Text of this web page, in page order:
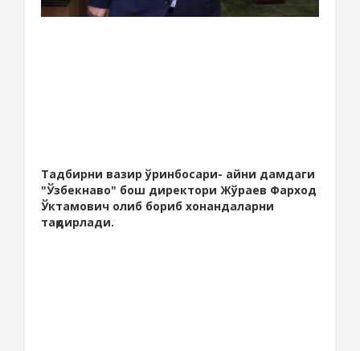
Тадбирни вазир ўринбосари- айни дамдаги
"Ўзбекнаво" бош директори Жўраев Фарход
Ўктамович олиб бориб хонандаларни
тақдирлади.